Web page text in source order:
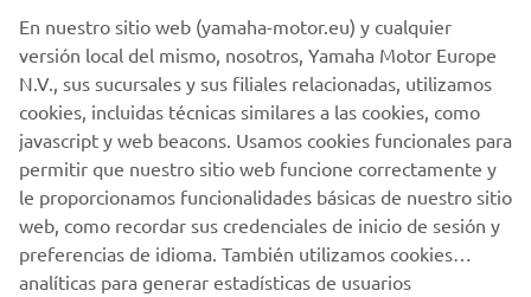
pasión de conducir o encontrar la mejor solución para
MOVERTE de manera más inteligente, esperamos
que encuentres ese producto de Yamaha que te
brinde esa experiencia KANDO, y esperamos hacer
revolucionar tu corazón y ver ese destello en tus ojos.
DESCUBRE MÁS
En nuestro sitio web (yamaha-motor.eu) y cualquier
versión local del mismo, nosotros, Yamaha Motor Europe
N.V., sus sucursales y sus filiales relacionadas, utilizamos
cookies, incluidas técnicas similares a las cookies, como
javascript y web beacons. Usamos cookies funcionales para
permitir que nuestro sitio web funcione correctamente y
le proporcionamos funcionalidades básicas de nuestro sitio
web, como recordar sus credenciales de inicio de sesión y
preferencias de idioma. También utilizamos cookies
analíticas para generar estadísticas de usuarios